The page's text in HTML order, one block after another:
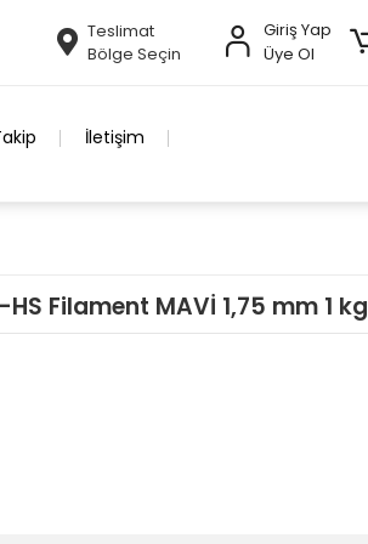
Teslimat
Bölge Seçin
Giriş Yap
Üye Ol
İletişim
HS Filament MAVİ 1,75 mm 1 kg